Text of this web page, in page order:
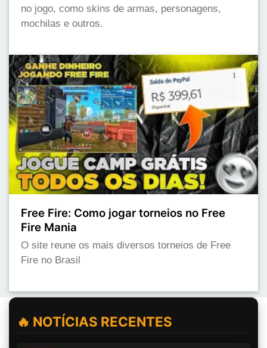
no jogo, como skins de armas, personagens,
mochilas e outros.
Free Fire: Como jogar torneios no Free
Fire Mania
O site reune os mais diversos torneios de Free
Fire no Brasil
🔥 NOTÍCIAS RECENTES